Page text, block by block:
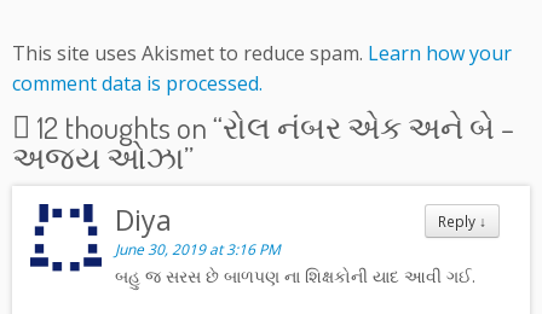
This site uses Akismet to reduce spam. Learn how your
comment data is processed.
12 thoughts on “રોલ નંબર એક અને બે –
અજય ઓઝા”
Reply ↓
Diya
June 30, 2019 at 3:16 PM
બહુ જ સરસ છે બાળપણ ના શિક્ષકોની યાદ આવી ગઈ.